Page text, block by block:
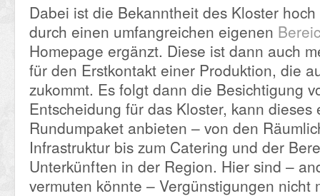
Dabei ist die Bekanntheit des Kloster
durch einen umfangreichen eigenen
Homepage ergänzt. Diese ist dann auch
für den Erstkontakt einer Produktion, die
zukommt. Es folgt dann die Besichtigung
Entscheidung für das Kloster, kann dieses
Rundumpaket anbieten – von den
Infrastruktur bis zum Catering und der
Unterkünften in der Region. Hier sind –
vermuten könnte – Vergünstigungen nicht